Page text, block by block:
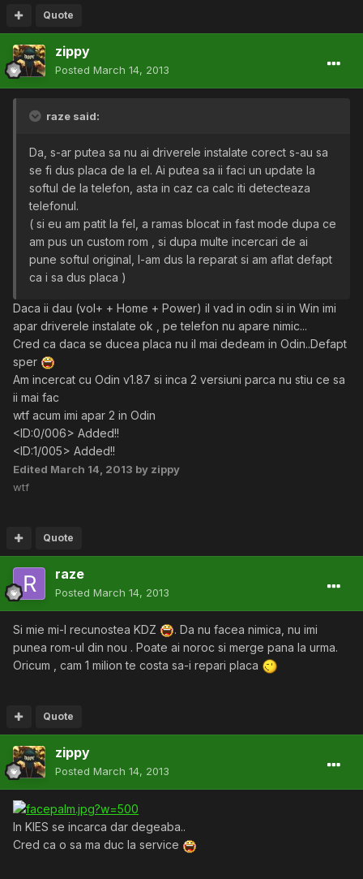
Quote
zippy
Posted March 14, 2013
raze said:
Da, s-ar putea sa nu ai driverele instalate corect s-au sa
se fi dus placa de la el. Ai putea sa ii faci un update la
softul de la telefon, asta in caz ca calc iti detecteaza
telefonul.
( si eu am patit la fel, a ramas blocat in fast mode dupa ce
am pus un custom rom , si dupa multe incercari de ai
pune softul original, l-am dus la reparat si am aflat defapt
ca i sa dus placa )
Daca ii dau (vol+ + Home + Power) il vad in odin si in Win imi
apar driverele instalate ok , pe telefon nu apare nimic...
Cred ca daca se ducea placa nu il mai dedeam in Odin..Defapt
sper
Am incercat cu Odin v1.87 si inca 2 versiuni parca nu stiu ce sa
ii mai fac
wtf acum imi apar 2 in Odin
<ID:0/006> Added!!
<ID:1/005> Added!!
Edited March 14, 2013 by zippy
wtf
Quote
raze
Posted March 14, 2013
Si mie mi-l recunostea KDZ
. Da nu facea nimica, nu imi
punea rom-ul din nou . Poate ai noroc si merge pana la urma.
Oricum , cam 1 milion te costa sa-i repari placa
Quote
zippy
Posted March 14, 2013
In KIES se incarca dar degeaba..
Cred ca o sa ma duc la service